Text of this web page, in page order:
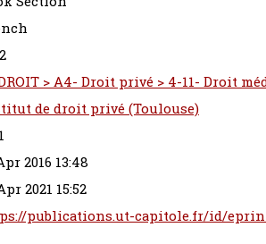
> A4- Droit privé > 4-11- Droit
de droit privé (Toulouse)
2016 13:48
2021 15:52
publications.ut-capitole.fr/id/